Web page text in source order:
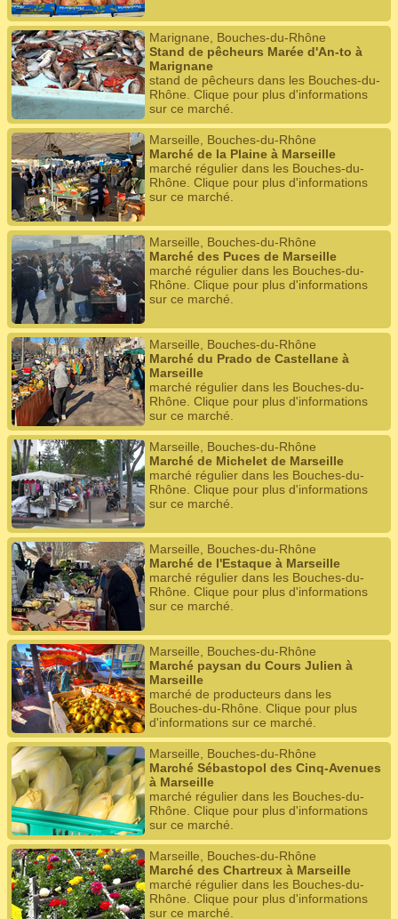
Marignane, Bouches-du-Rhône
Stand de pêcheurs Marée d'An-to à
Marignane
stand de pêcheurs dans les Bouches-du-
Rhône. Clique pour plus d'informations
sur ce marché.
Marseille, Bouches-du-Rhône
Marché de la Plaine à Marseille
marché régulier dans les Bouches-du-
Rhône. Clique pour plus d'informations
sur ce marché.
Marseille, Bouches-du-Rhône
Marché des Puces de Marseille
marché régulier dans les Bouches-du-
Rhône. Clique pour plus d'informations
sur ce marché.
Marseille, Bouches-du-Rhône
Marché du Prado de Castellane à
Marseille
marché régulier dans les Bouches-du-
Rhône. Clique pour plus d'informations
sur ce marché.
Marseille, Bouches-du-Rhône
Marché de Michelet de Marseille
marché régulier dans les Bouches-du-
Rhône. Clique pour plus d'informations
sur ce marché.
Marseille, Bouches-du-Rhône
Marché de l'Estaque à Marseille
marché régulier dans les Bouches-du-
Rhône. Clique pour plus d'informations
sur ce marché.
Marseille, Bouches-du-Rhône
Marché paysan du Cours Julien à
Marseille
marché de producteurs dans les
Bouches-du-Rhône. Clique pour plus
d'informations sur ce marché.
Marseille, Bouches-du-Rhône
Marché Sébastopol des Cinq-Avenues
à Marseille
marché régulier dans les Bouches-du-
Rhône. Clique pour plus d'informations
sur ce marché.
Marseille, Bouches-du-Rhône
Marché des Chartreux à Marseille
marché régulier dans les Bouches-du-
Rhône. Clique pour plus d'informations
sur ce marché.